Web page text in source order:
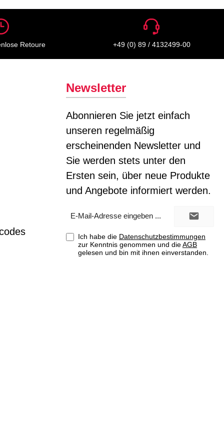
Retoure +49 (0) 89 / 4132499-00
Newsletter
Abonnieren Sie jetzt einfach
unseren regelmäßig
erscheinenden Newsletter und
Sie werden stets unter den
Ersten sein, über neue Produkte
und Angebote informiert werden.
Mail-
Ich habe die Datenschutzbestimmungen
zur Kenntnis genommen und dieAGB
gelesen und bin mit ihnen einverstanden.